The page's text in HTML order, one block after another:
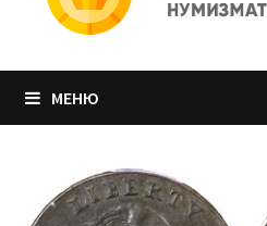
МЕНЮ